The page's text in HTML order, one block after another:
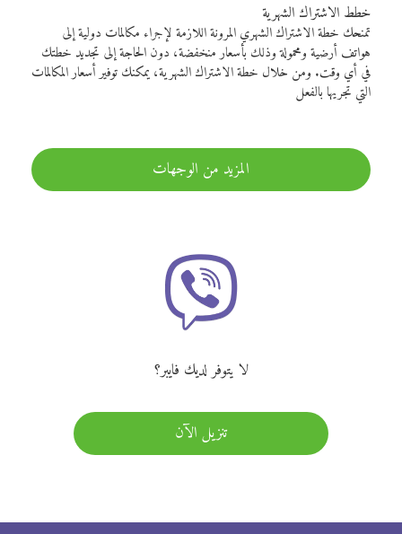
خطط الاشتراك الشهرية
تمنحك خطة الاشتراك الشهري المرونة اللازمة لإجراء مكالمات دولية إلى
هواتف أرضية ومحمولة وذلك بأسعار منخفضة، دون الحاجة إلى تجديد خطتك
في أي وقت. ومن خلال خطة الاشتراك الشهرية، يمكنك توفير أسعار المكالمات
التي تجريها بالفعل
المزيد من الوجهات
لا يتوفر لديك فايبر؟
تنزيل الآن